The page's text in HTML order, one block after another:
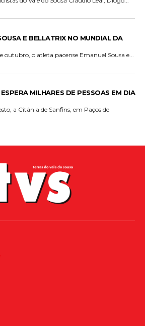
E BELLATRIX NO MUNDIAL DA
outubro, o atleta pacense Emanuel Sousa e...
MILHARES DE PESSOAS EM DIA
a Citânia de Sanfins, em Paços de